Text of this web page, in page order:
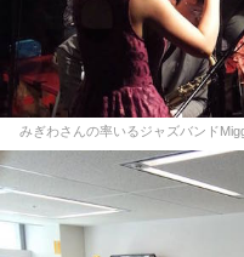
みぎわさんの率いるジャズバンド